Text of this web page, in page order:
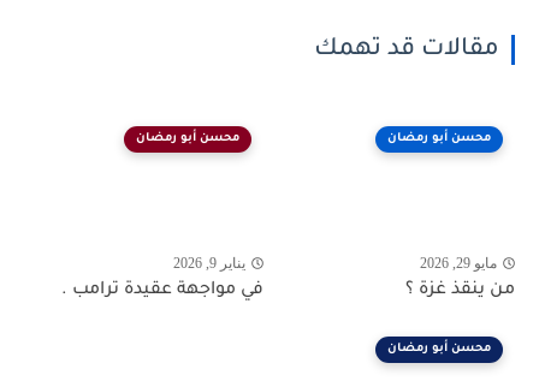
مقالات قد تهمك
محسن أبو رمضان
مايو 29, 2026
من ينقذ غزة ؟
محسن أبو رمضان
يناير 9, 2026
في مواجهة عقيدة ترامب .
محسن أبو رمضان